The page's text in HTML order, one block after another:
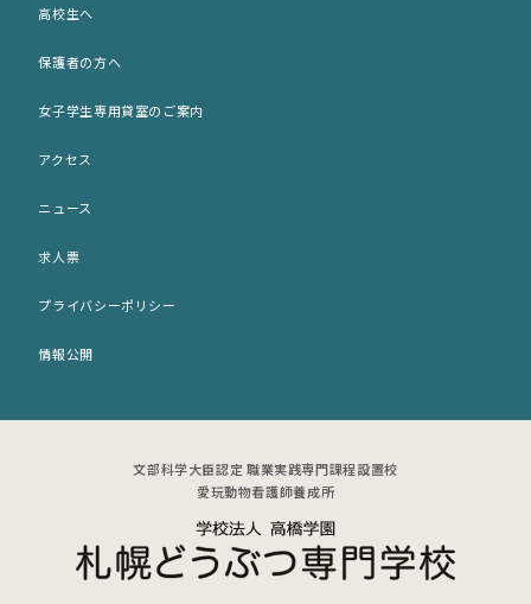
AO選考エントリーシート (印刷用)
出願願書 (印刷用)
歴史・沿革
施設紹介
アクセス
高校生へ
保護者の方へ
女子学生専用貸室のご案内
アクセス
ニュース
求人票
プライバシーポリシー
情報公開
文部科学大臣認定 職業実践専門課程設置校
愛玩動物看護師養成所